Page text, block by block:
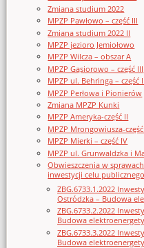
Zmiana studium 2022
MPZP Pawłowo – część III
Zmiana studium 2022 II
MPZP jezioro Jemiołowo
MPZP Wilcza – obszar A
MPZP Gąsiorowo – część III
MPZP ul. Behringa – część II
MPZP Perłowa i Pionierów
Zmiana MPZP Kunki
MPZP Ameryka-część II
MPZP Mrongowiusza-część
MPZP Mierki – część IV
MPZP ul. Grunwaldzka i
Obwieszczenia w
inwestycji celu
ZBG.6733.1.2022
Ostródzka – Budowa
ZBG.6733.2.2022
Budowa
ZBG.6733.3.2022
Budowa